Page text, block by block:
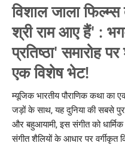
देश
राजस्थान
जालोर
खेल
शिक्षा
विशाल जाला फिल्म्स
श्री राम आए हैं' :
प्रतिष्ठा' समारोह
एक विशेष भेट!
म्यूजिक भारतीय पौराणिक कथा का
जड़ों के साथ, यह दुनिया की सबसे
और बहुआयामी, इस संगीत को धार्मिक
संगीत शैलियों के आधार पर वर्गीकृत